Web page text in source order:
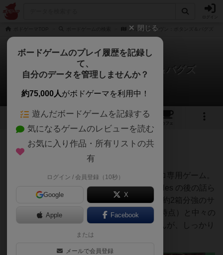
グルームヘイヴン：ボタンズ＆バグズ
グルームヘイヴン：ボタンズ＆バグズ
じむやさんのレビュー
1 2 8
カフェ
1473名 20名 約1年前
レーティングが非公開に設定されたユーザー
グルームヘイヴンを超コンパクトにしたソロ専用ゲーム。
時系列的にはGloomhaven と Forgotten Circles の後の話ら
しいです（BGGより）。 オインクさんの箱約2箱分強のサ
イズ感でBGGのウエイトは3.29（レビュー時点）と中々の
重さ。私は獅子のあぎとしかやっていませんが、しっかり
グルームヘイヴン味を感じるゲームでした。
閉じる
ボードゲームのプレイ履歴を記録し
て、
自分のデータを管理しませんか？
約75,000人がボドゲーマを利用中！
遊んだボードゲームを記録する
気になるゲームのレビューを読む
お気に入り作品・所有リストの共
有
ログイン / 会員登録（10秒）
Google X
Apple Facebook
または
メールで会員登録